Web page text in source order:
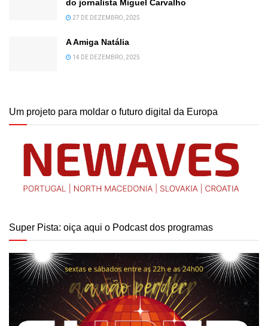
do jornalista Miguel Carvalho
27 DE DEZEMBRO, 2025
A Amiga Natália
14 DE DEZEMBRO, 2025
Um projeto para moldar o futuro digital da Europa
Super Pista: oiça aqui o Podcast dos programas